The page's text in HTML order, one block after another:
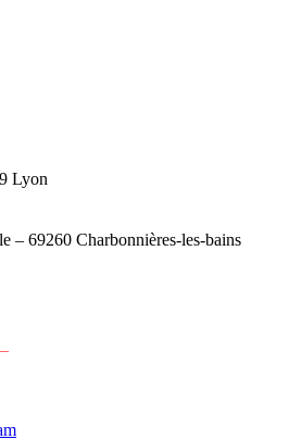
Lyon
– 69260 Charbonnières-les-bains